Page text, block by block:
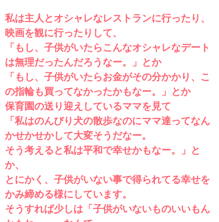
私は主人とオシャレなレストランに行ったり、
映画を観に行ったりして、
「もし、子供がいたらこんなオシャレなデート
は無理だったんだろうなー。」とか
「もし、子供がいたらお金がその分かかり、こ
の指輪も買ってなかったかもなー。」とか
保育園の送り迎えしているママを見て
「私はのんびり犬の散歩なのにママ達ってなん
かせかせかして大変そうだなー。
そう考えると私は平和で幸せかもなー。」と
か、
とにかく、子供がいない事で得られてる幸せを
かみ締める様にしています。
そうすれば少しは「子供がいないものいいもん